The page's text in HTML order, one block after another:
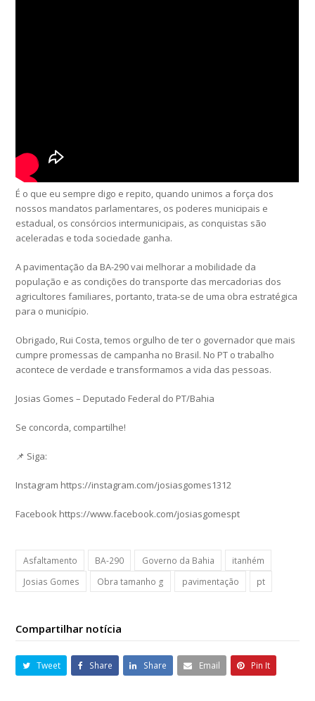
É o que eu sempre digo e repito, quando unimos a força dos
nossos mandatos parlamentares, os poderes municipais e
estadual, os consórcios intermunicipais, as conquistas são
aceleradas e toda sociedade ganha.
A pavimentação da BA-290 vai melhorar a mobilidade da
população e as condições do transporte das mercadorias dos
agricultores familiares, portanto, trata-se de uma obra estratégica
para o município.
Obrigado, Rui Costa, temos orgulho de ter o governador que mais
cumpre promessas de campanha no Brasil. No PT o trabalho
acontece de verdade e transformamos a vida das pessoas.
Josias Gomes – Deputado Federal do PT/Bahia
Se concorda, compartilhe!
📌 Siga:
Instagram https://instagram.com/josiasgomes1312
Facebook https://www.facebook.com/josiasgomespt
Asfaltamento BA-290 Governo da Bahia
itanhém
Josias Gomes
Obra tamanho g pavimentação pt
Compartilhar notícia
Tweet Share Share Email Pin It